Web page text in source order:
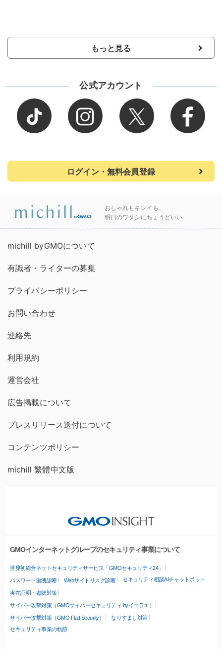
もっと見る
公式アカウント
ログイン・無料会員登録
おしゃれもキレイも、
明日のワタシにちょうどいい
michill byGMOについて
有識者・ライターの募集
プライバシーポリシー
お問い合わせ
連絡先
利用規約
運営会社
広告掲載について
プレスリリース送付について
コンテンツポリシー
michill 繁體中文版
GMOインターネットグループのセキュリティ事業について
世界初総合ネットセキュリティサービス「GMOセキュリティ24」
パスワード漏洩診断 Webサイトリスク診断 セキュリティ相談AIチャットボット
実在証明・盗聴対策
サイバー攻撃対策（GMOサイバーセキュリティ byイエラエ）
サイバー攻撃対策（GMO Flatt Security）
なりすまし対策
セキュリティ事業の軌跡